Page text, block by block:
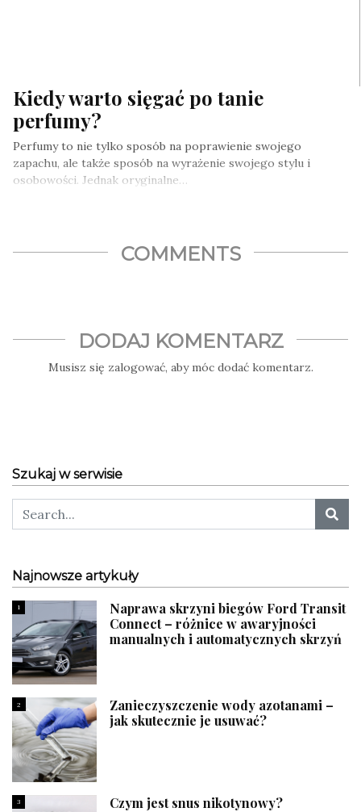
Kiedy warto sięgać po tanie
perfumy?
Perfumy to nie tylko sposób na poprawienie swojego
zapachu, ale także sposób na wyrażenie swojego stylu i
osobowości. Jednak oryginalne…
COMMENTS
DODAJ KOMENTARZ
Musisz się zalogować, aby móc dodać komentarz.
Szukaj w serwisie
Najnowsze artykuły
1
Naprawa skrzyni biegów Ford Transit
Connect – różnice w awaryjności
manualnych i automatycznych skrzyń
2
Zanieczyszczenie wody azotanami –
jak skutecznie je usuwać?
3 Czym jest snus nikotynowy?